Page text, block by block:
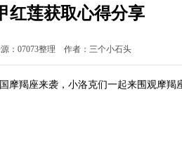
红莲获取心得分享
：07073整理 作者：三个小石头
摩羯座来袭，小洛克们一起来围观摩羯